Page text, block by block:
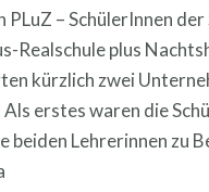
PLuZ – SchülerInnen der
Realschule plus
kürzlich zwei
Als erstes waren die
beiden Lehrerinnen zu